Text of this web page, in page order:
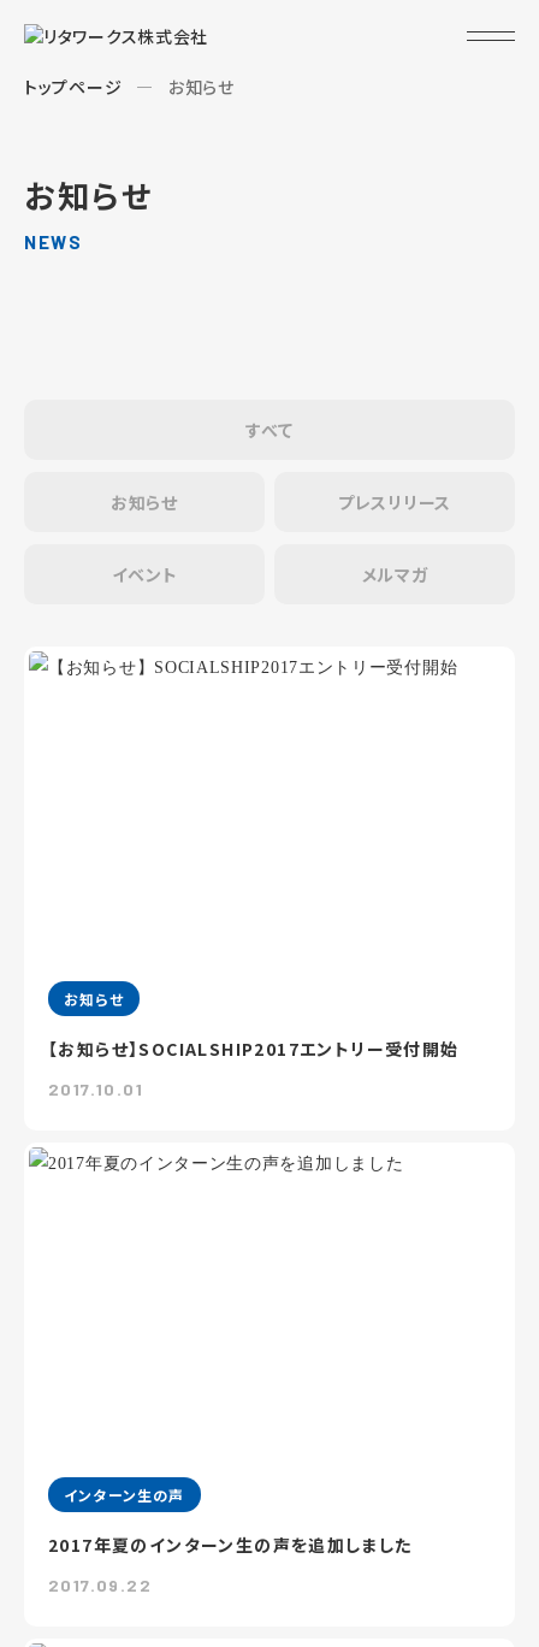
トップページ お知らせ
お知らせ
NEWS
すべて
お知らせ プレスリリース
イベント メルマガ
お知らせ
【お知らせ】SOCIALSHIP2017エントリー受付開始
2017.10.01
インターン生の声
2017年夏のインターン生の声を追加しました
2017.09.22